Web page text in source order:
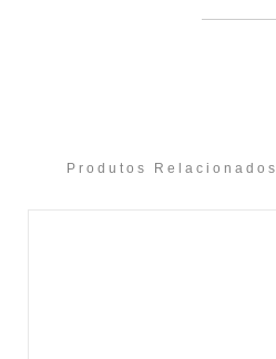
Produtos Relacionados